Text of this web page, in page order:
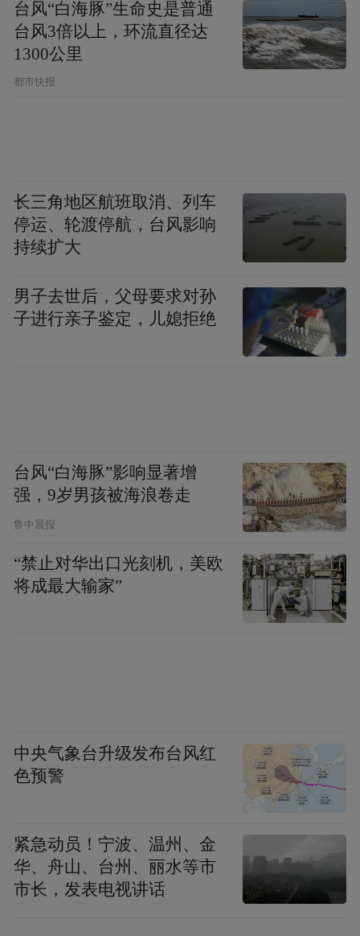
农业部门详解闲置原因：多因素叠加导致失
用，整改方案待审议
当日下午，岐山县农业农村局赵副局长接受
因。
其一，建设主体分散、年限跨度大，管护衔
涉事设施多为十余年前由财政、水
利、原农发办等多部门分别建设，各自行使
行业建设标准。2019年机构改革后，管护职
能划转农业农村局，但老旧项目档案、资产
施大棚、规模化节水滴灌模式，原有渠系、
固定式出水桩适配性不足，难以匹配当前农
业生产需求，逐步闲置。
台风“白海豚”生命史是普通
台风3倍以上，环流直径达
1300公里
都市快报
长三角地区航班取消、列车
停运、轮渡停航，台风影响
持续扩大
男子去世后，父母要求对孙
子进行亲子鉴定，儿媳拒绝
台风“白海豚”影响显著增
强，9岁男孩被海浪卷走
鲁中晨报
“禁止对华出口光刻机，美欧
将成最大输家”
中央气象台升级发布台风红
色预警
紧急动员！宁波、温州、金
华、舟山、台州、丽水等市
市长，发表电视讲话